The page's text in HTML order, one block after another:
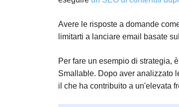
Avere le risposte a domande
limitarti a lanciare email basate
Per fare un esempio di strategia,
Smallable. Dopo aver analizzato
il che ha contribuito a un'elevata